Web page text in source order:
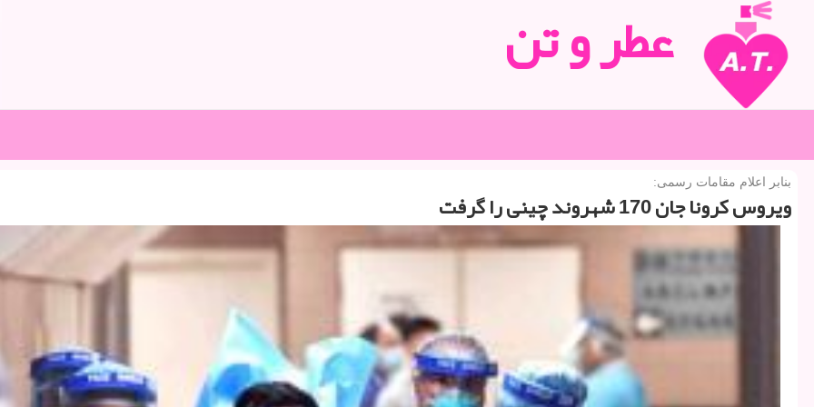
عطر و تن
بنابر اعلام مقامات رسمی:
ویروس كرونا جان 170 شهروند چینی را گرفت